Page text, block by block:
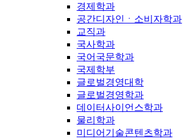
경제학과
공간디자인ㆍ소비자학과
교직과
국사학과
국어국문학과
국제학부
글로벌경영대학
글로벌경영학과
데이터사이언스학과
물리학과
미디어기술콘텐츠학과